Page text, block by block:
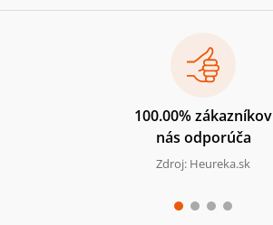
100.00% zákazníkov
nás odporúča
Zdroj: Heureka.sk